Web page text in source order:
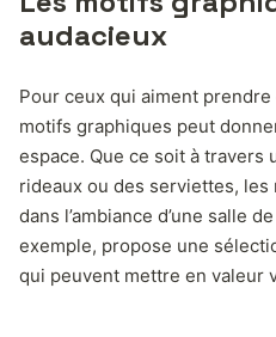
audacieux
Pour ceux qui aiment
motifs graphiques peut
espace. Que ce soit à travers
rideaux ou des serviettes,
dans l’ambiance d’une salle
exemple, propose une
qui peuvent mettre en valeur